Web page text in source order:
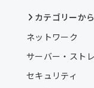
カテゴリーか
ネットワーク
サーバー・スト
セキュリティ